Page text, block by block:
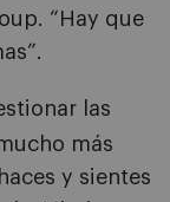
“Hay que
las
más
y sientes